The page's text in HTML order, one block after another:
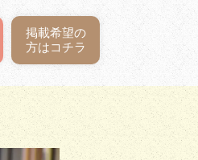
掲載希望の
方はコチラ